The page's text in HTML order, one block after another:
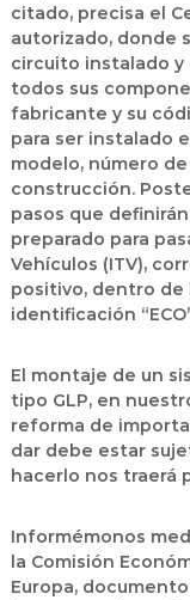
citado, precisa el
autorizado, donde
circuito instalado
todos sus
fabricante y su
para ser instalado
modelo, número
construcción.
pasos que
preparado para
Vehículos (ITV),
positivo, dentro de
identificación
El montaje de un
tipo GLP, en
reforma de
dar debe estar
hacerlo nos traerá
Informémonos
la Comisión
Europa,